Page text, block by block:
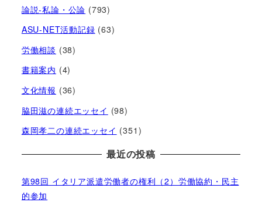
論説-私論・公論 (793)
ASU-NET活動記録 (63)
労働相談 (38)
書籍案内 (4)
文化情報 (36)
脇田滋の連続エッセイ (98)
森岡孝二の連続エッセイ (351)
最近の投稿
第98回 イタリア派遣労働者の権利（2）労働協約・民主
的参加